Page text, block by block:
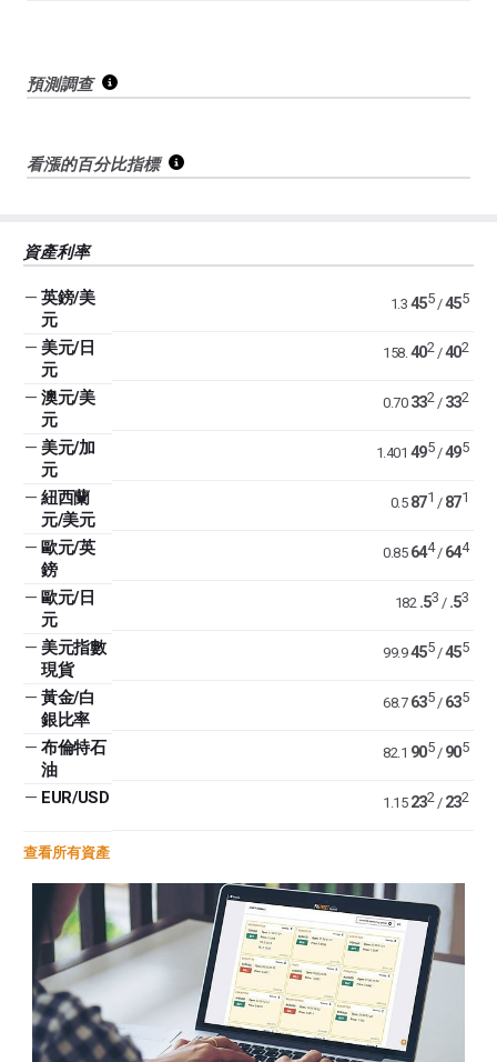
預測調查
看漲的百分比指標
資產利率
— 英鎊/美
元
1.3 455/455
— 美元/日
元
158. 402/402
— 澳元/美
元
0.70 332/ 332
— 美元/加
元
1.401 495/495
— 紐西蘭
元/美元
0.5 871 / 871
— 歐元/英
鎊
0.85 644/ 644
— 歐元/日
元
182 .53 / .53
— 美元指數
現貨
99.9 455/455
— 黃金/白
銀比率
68.7 635/ 635
— 布倫特石
油
82.1 905/ 905
— EUR/USD 1.15 232/ 232
查看所有資產